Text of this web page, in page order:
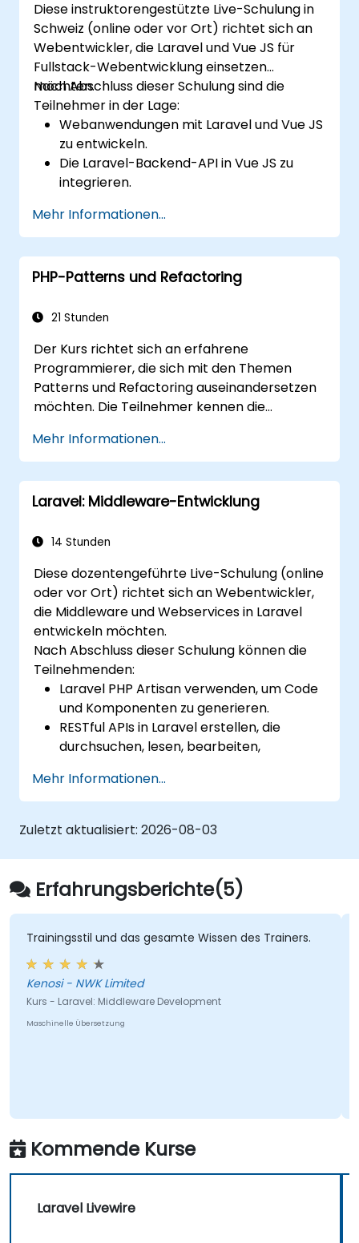
Diese instruktorengestützte Live-Schulung in
Schweiz (online oder vor Ort) richtet sich an
Webentwickler, die Laravel und Vue JS für
Fullstack-Webentwicklung einsetzen
möchten.
Nach Abschluss dieser Schulung sind die
Teilnehmer in der Lage:
Webanwendungen mit Laravel und Vue JS
zu entwickeln.
Die Laravel-Backend-API in Vue JS zu
integrieren.
(Deploy).
Mehr Informationen...
PHP-Patterns und Refactoring
21 Stunden
Der Kurs richtet sich an erfahrene
Programmierer, die sich mit den Themen
Patterns und Refactoring auseinandersetzen
möchten. Die Teilnehmer kennen die
Anwendungsfälle dieser Patterns, was es
ermöglicht, Anwendungscode effizienter und
korrekter zu erstellen.
Mehr Informationen...
Laravel: Middleware-Entwicklung
14 Stunden
Diese dozentengeführte Live-Schulung (online
oder vor Ort) richtet sich an Webentwickler,
die Middleware und Webservices in Laravel
entwickeln möchten.
Nach Abschluss dieser Schulung können die
Teilnehmenden:
Laravel PHP Artisan verwenden, um Code
und Komponenten zu generieren.
RESTful APIs in Laravel erstellen, die
durchsuchen, lesen, bearbeiten,
Ergebnisse anhand von URL-Parametern
filtern und sortieren, indem sie RESTful
APIs nutzen.
Mehr Informationen...
Zuletzt aktualisiert: 2026-08-03
Erfahrungsberichte(5)
Trainingsstil und das gesamte Wissen des Trainers.
Kenosi - NWK Limited
Kurs - Laravel: Middleware Development
Maschinelle Übersetzung
Kommende Kurse
Laravel Livewire